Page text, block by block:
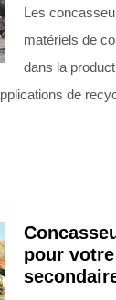
Les
matériels de
dans la
de
pour